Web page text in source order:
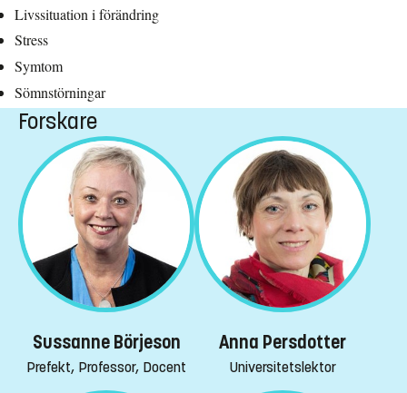
Livssituation i förändring
Stress
Symtom
Sömnstörningar
Forskare
Sussanne Börjeson
Prefekt, Professor, Docent
Anna Persdotter
Universitetslektor